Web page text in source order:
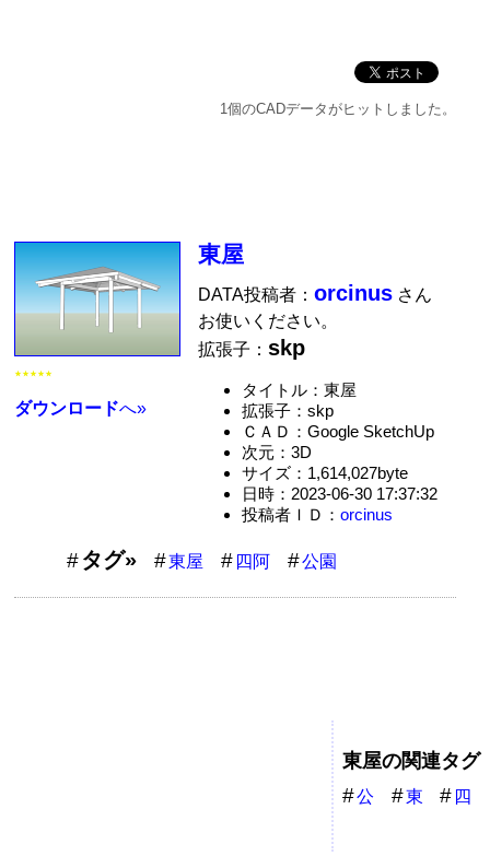
1個のCADデータがヒットしました。
★★★★★
ダウンロードへ»
東屋
DATA投稿者：orcinus さん
お使いください。
拡張子：skp
タイトル：東屋
拡張子：skp
ＣＡＤ：Google SketchUp
次元：3D
サイズ：1,614,027byte
日時：2023-06-30 17:37:32
投稿者ＩＤ： orcinus
タグ» 東屋 四阿 公園
東屋の関連タグ
公
東
四